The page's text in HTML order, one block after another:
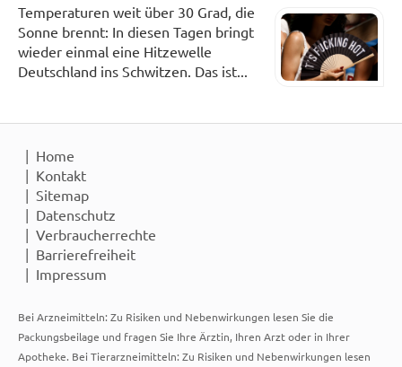
Temperaturen weit über 30 Grad, die
Sonne brennt: In diesen Tagen bringt
wieder einmal eine Hitzewelle
Deutschland ins Schwitzen. Das ist...
Home
Kontakt
Sitemap
Datenschutz
Verbraucherrechte
Barrierefreiheit
Impressum
Bei Arzneimitteln: Zu Risiken und Nebenwirkungen lesen Sie die
Packungsbeilage und fragen Sie Ihre Ärztin, Ihren Arzt oder in Ihrer
Apotheke. Bei Tierarzneimitteln: Zu Risiken und Nebenwirkungen lesen